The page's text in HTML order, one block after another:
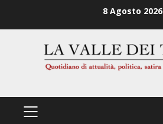
8 Agosto 2026
PRIMÄRES